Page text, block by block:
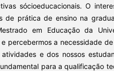
sócioeducacionais. O
de prática de ensino na
em Educação da
percebermos a necessidade
e dos nossos
para a qualificação